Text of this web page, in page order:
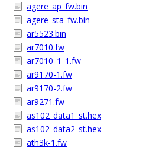
agere_ap_fw.bin
agere_sta_fw.bin
ar5523.bin
ar7010.fw
ar7010_1_1.fw
ar9170-1.fw
ar9170-2.fw
ar9271.fw
as102_data1_st.hex
as102_data2_st.hex
ath3k-1.fw